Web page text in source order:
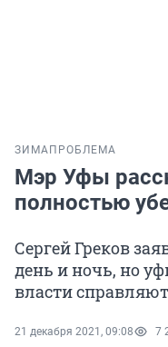
ЗИМА ПРОБЛЕМА
Мэр Уфы
полностью
Сергей Греков
день и ночь, но
власти
21 декабря 2021, 09:08 7